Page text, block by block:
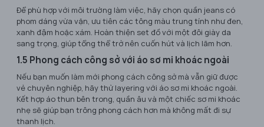
Để phù hợp với môi trường làm việc, hãy chọn quần jeans có
phom dáng vừa vặn, ưu tiên các tông màu trung tính như đen,
xanh đậm hoặc xám. Hoàn thiện set đồ với một đôi giày da
sang trọng, giúp tổng thể trở nên cuốn hút và lịch lãm hơn.
1.5 Phong cách công sở với áo sơ mi khoác ngoài
Nếu bạn muốn làm mới phong cách công sở mà vẫn giữ được
vẻ chuyên nghiệp, hãy thử layering với áo sơ mi khoác ngoài.
Kết hợp áo thun bên trong, quần âu và một chiếc sơ mi khoác
nhẹ sẽ giúp bạn trông phong cách hơn mà không mất đi sự
thanh lịch.